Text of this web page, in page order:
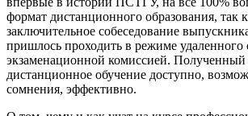
формат дистанционного образования, так
заключительное собеседование
пришлось проходить в режиме удаленного
экзаменационной комиссией. Полученный
дистанционное обучение доступно,
сомнения, эффективно.